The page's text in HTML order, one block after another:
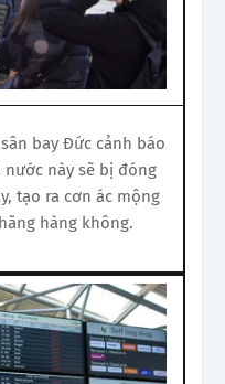
bay Đức cảnh báo
này sẽ bị đóng
tạo ra cơn ác mộng
hàng không.